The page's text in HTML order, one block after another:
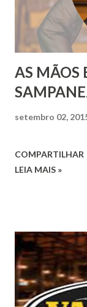
AS MÃOS
setembro 02,
COMPARTILHAR
LEIA MAIS »